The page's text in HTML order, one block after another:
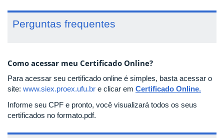
Perguntas frequentes
Como acessar meu Certificado Online?
Para acessar seu certificado online é simples, basta acessar o
site: www.siex.proex.ufu.br e clicar em Certificado Online.
Informe seu CPF e pronto, você visualizará todos os seus
certificados no formato.pdf.